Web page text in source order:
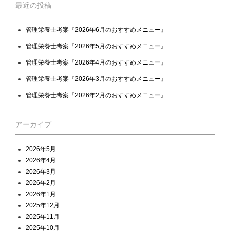
最近の投稿
管理栄養士考案『2026年6月のおすすめメニュー』
管理栄養士考案『2026年5月のおすすめメニュー』
管理栄養士考案『2026年4月のおすすめメニュー』
管理栄養士考案『2026年3月のおすすめメニュー』
管理栄養士考案『2026年2月のおすすめメニュー』
アーカイブ
2026年5月
2026年4月
2026年3月
2026年2月
2026年1月
2025年12月
2025年11月
2025年10月